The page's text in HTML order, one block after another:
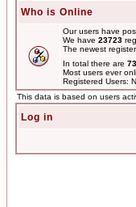
Who is Online
Our users have
We have 23723
The newest
In total there are
Most users ever
Registered Users:
This data is based on users
Log in